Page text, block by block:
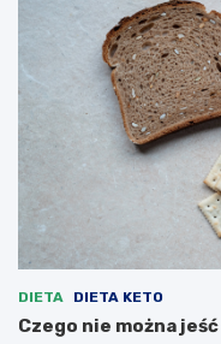
DIETA DIETA KETO
Czego nie można